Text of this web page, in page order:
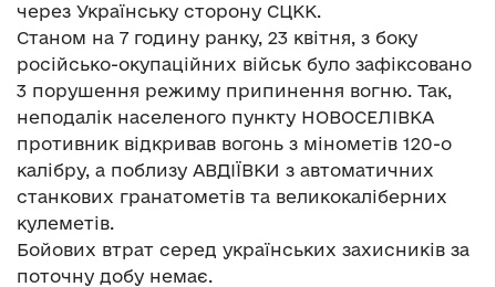
через Українську сторону СЦКК.
Станом на 7 годину ранку, 23 квітня, з боку
російсько-окупаційних військ було зафіксовано
3 порушення режиму припинення вогню. Так,
неподалік населеного пункту НОВОСЕЛІВКА
противник відкривав вогонь з мінометів 120-о
калібру, а поблизу АВДІЇВКИ з автоматичних
станкових гранатометів та великокаліберних
кулеметів.
Бойових втрат серед українських захисників за
поточну добу немає.